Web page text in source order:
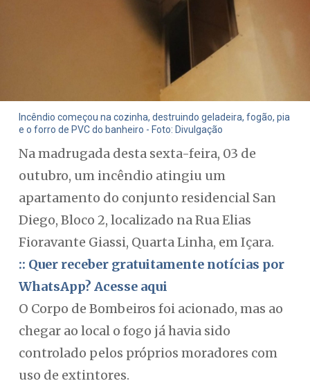
Incêndio começou na cozinha, destruindo geladeira, fogão, pia
e o forro de PVC do banheiro - Foto: Divulgação
Na madrugada desta sexta-feira, 03 de
outubro, um incêndio atingiu um
apartamento do conjunto residencial San
Diego, Bloco 2, localizado na Rua Elias
Fioravante Giassi, Quarta Linha, em Içara.
:: Quer receber gratuitamente notícias por
WhatsApp? Acesse aqui
O Corpo de Bombeiros foi acionado, mas ao
chegar ao local o fogo já havia sido
controlado pelos próprios moradores com
uso de extintores.